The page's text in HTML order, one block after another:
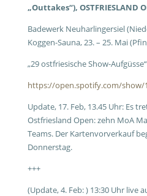
„Outtakes“), OSTFRIESLAND
Badewerk Neuharlingersiel
Koggen-Sauna, 23. – 25. Mai
„29 ostfriesische Show-Aufgüsse“
https://open.spotify.com/show/
Update, 17. Feb, 13.45 Uhr: Es
Ostfriesland Open: zehn MoA
Teams. Der Kartenvorverkauf
Donnerstag.
+++
(Update, 4. Feb: ) 13:30 Uhr live